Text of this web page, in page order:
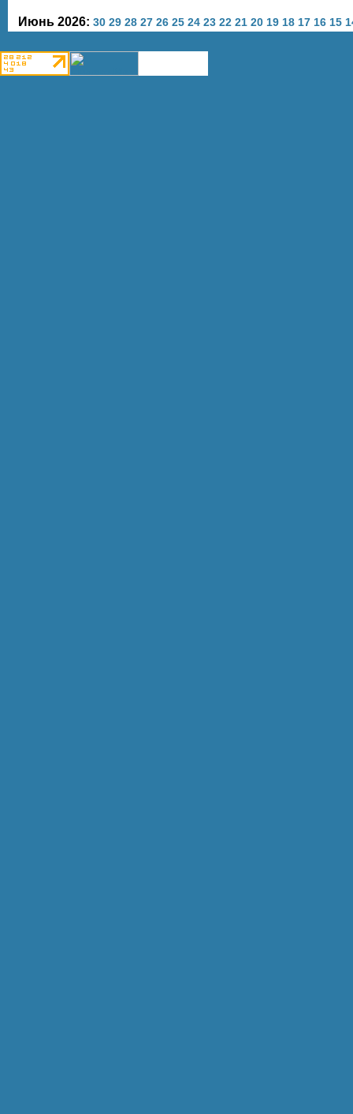
Июнь 2026: 30 29 28 27 26 25 24 23 22 21 20 19 18 17 16 15